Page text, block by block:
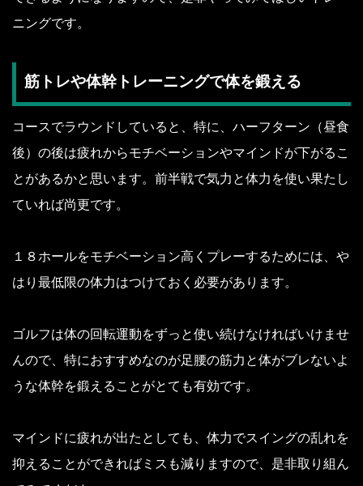
ニングです。
筋トレや体幹トレーニングで体を鍛える
コースでラウンドしていると、特に、ハーフターン（昼食
後）の後は疲れからモチベーションやマインドが下がるこ
とがあるかと思います。前半戦で気力と体力を使い果たし
ていれば尚更です。
１８ホールをモチベーション高くプレーするためには、や
はり最低限の体力はつけておく必要があります。
ゴルフは体の回転運動をずっと使い続けなければいけませ
んので、特におすすめなのが足腰の筋力と体がブレないよ
うな体幹を鍛えることがとても有効です。
マインドに疲れが出たとしても、体力でスイングの乱れを
抑えることができればミスも減りますので、是非取り組ん